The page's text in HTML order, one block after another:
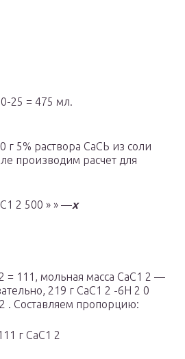
25 = 475 мл.
г 5% раствора СаСЬ из соли
производим расчет для
2 500 » » —х
= 111, мольная масса СаС1 2 —
219 г СаС1 2 -6Н 2 0
. Составляем пропорцию:
г СаС1 2